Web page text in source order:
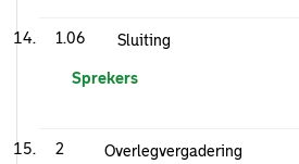
1.06 Sluiting
Sprekers
2 Overlegvergadering